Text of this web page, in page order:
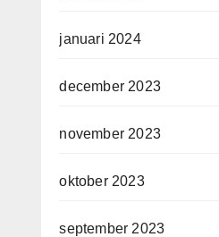
januari 2024
december 2023
november 2023
oktober 2023
september 2023